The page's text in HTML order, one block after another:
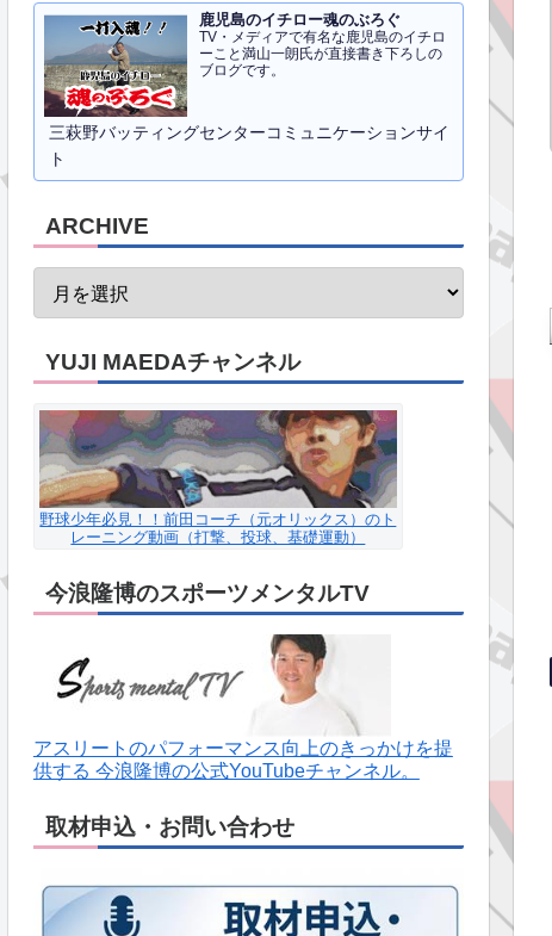
鹿児島のイチロー魂のぶろぐ
TV・メディアで有名な鹿児島のイチロ
ーこと満山一朗氏が直接書き下ろしの
ブログです。
三萩野バッティングセンターコミュニケーションサイ
ト
ARCHIVE
YUJI MAEDAチャンネル
野球少年必見！！前田コーチ（元オリックス）のト
レーニング動画（打撃、投球、基礎運動）
今浪隆博のスポーツメンタルTV
アスリートのパフォーマンス向上のきっかけを提
供する 今浪隆博の公式YouTubeチャンネル。
取材申込・お問い合わせ